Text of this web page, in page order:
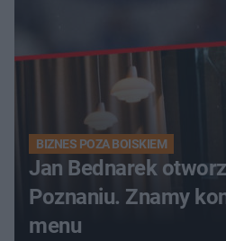
BIZNES POZA BOISKIEM
Jan Bednarek
Poznaniu. Znamy
menu